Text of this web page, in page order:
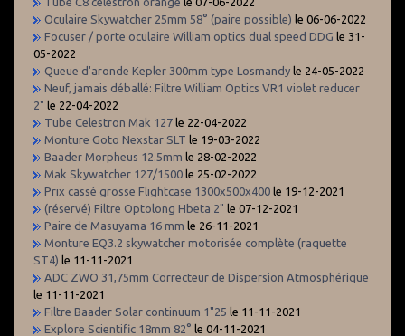
Oculaire Skywatcher 25mm 58° (paire possible) le 06-06-2022
Focuser / porte oculaire William optics dual speed DDG le 31-
05-2022
Queue d'aronde Kepler 300mm type Losmandy le 24-05-2022
Neuf, jamais déballé: Filtre William Optics VR1 violet reducer
2" le 22-04-2022
Tube Celestron Mak 127 le 22-04-2022
Monture Goto Nexstar SLT le 19-03-2022
Baader Morpheus 12.5mm le 28-02-2022
Mak Skywatcher 127/1500 le 25-02-2022
Prix cassé grosse Flightcase 1300x500x400 le 19-12-2021
(réservé) Filtre Optolong Hbeta 2" le 07-12-2021
Paire de Masuyama 16 mm le 26-11-2021
Monture EQ3.2 skywatcher motorisée complète (raquette
ST4) le 11-11-2021
ADC ZWO 31,75mm Correcteur de Dispersion Atmosphérique
le 11-11-2021
Filtre Baader Solar continuum 1"25 le 11-11-2021
Explore Scientific 18mm 82° le 04-11-2021